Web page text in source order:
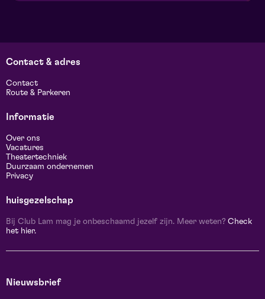
Contact & adres
Contact
Route & Parkeren
Informatie
Over ons
Vacatures
Theatertechniek
Duurzaam ondernemen
Privacy
huisgezelschap
Bij Club Lam mag je onbeschaamd jezelf zijn. Meer weten? Check
het hier.
Nieuwsbrief